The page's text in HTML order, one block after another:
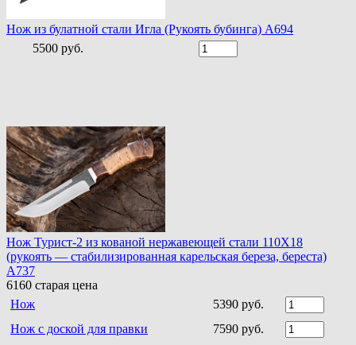
Нож из булатной стали Игла (Рукоять бубинга) A694
5500 руб.
Нож Турист-2 из кованой нержавеющей стали 110Х18
(рукоять — стабилизированная карельская береза, береста)
A737
6160 старая цена
Нож
5390 руб.
Нож с доской для правки
7590 руб.